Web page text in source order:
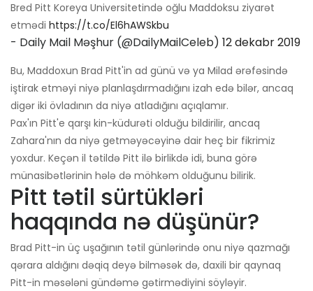
Bred Pitt Koreya Universitetində oğlu Maddoksu ziyarət
etmədi https://t.co/El6hAWSkbu
- Daily Mail Məşhur (@DailyMailCeleb) 12 dekabr 2019
Bu, Maddoxun Brad Pitt'in ad günü və ya Milad ərəfəsində
iştirak etməyi niyə planlaşdırmadığını izah edə bilər, ancaq
digər iki övladının da niyə atladığını açıqlamır.
Pax'ın Pitt'e qarşı kin-küdurəti olduğu bildirilir, ancaq
Zahara'nın da niyə getməyəcəyinə dair heç bir fikrimiz
yoxdur. Keçən il tətildə Pitt ilə birlikdə idi, buna görə
münasibətlərinin hələ də möhkəm olduğunu bilirik.
Pitt tətil sürtükləri
haqqında nə düşünür?
Brad Pitt-in üç uşağının tətil günlərində onu niyə qazmağı
qərara aldığını dəqiq deyə bilməsək də, daxili bir qaynaq
Pitt-in məsələni gündəmə gətirmədiyini söyləyir.